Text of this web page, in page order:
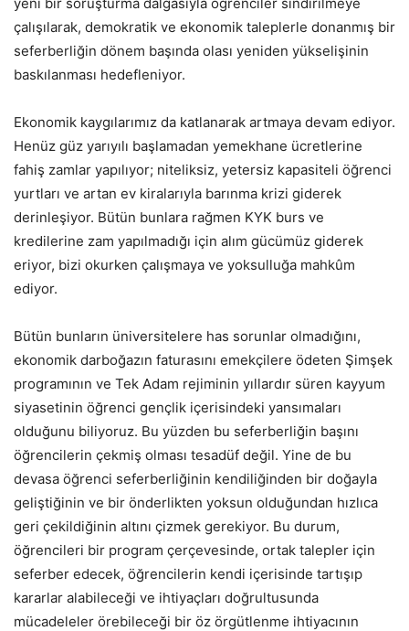
çalışılarak, demokratik ve ekonomik taleplerle donanmış bir
seferberliğin dönem başında olası yeniden yükselişinin
baskılanması hedefleniyor.
Ekonomik kaygılarımız da katlanarak artmaya devam ediyor.
Henüz güz yarıyılı başlamadan yemekhane ücretlerine
fahiş zamlar yapılıyor; niteliksiz, yetersiz kapasiteli öğrenci
yurtları ve artan ev kiralarıyla barınma krizi giderek
derinleşiyor. Bütün bunlara rağmen KYK burs ve
kredilerine zam yapılmadığı için alım gücümüz giderek
eriyor, bizi okurken çalışmaya ve yoksulluğa mahkûm
ediyor.
Bütün bunların üniversitelere has sorunlar olmadığını,
ekonomik darboğazın faturasını emekçilere ödeten Şimşek
programının ve Tek Adam rejiminin yıllardır süren kayyum
siyasetinin öğrenci gençlik içerisindeki yansımaları
olduğunu biliyoruz. Bu yüzden bu seferberliğin başını
öğrencilerin çekmiş olması tesadüf değil. Yine de bu
devasa öğrenci seferberliğinin kendiliğinden bir doğayla
geliştiğinin ve bir önderlikten yoksun olduğundan hızlıca
geri çekildiğinin altını çizmek gerekiyor. Bu durum,
öğrencileri bir program çerçevesinde, ortak talepler için
seferber edecek, öğrencilerin kendi içerisinde tartışıp
kararlar alabileceği ve ihtiyaçları doğrultusunda
mücadeleler örebileceği bir öz örgütlenme ihtiyacının